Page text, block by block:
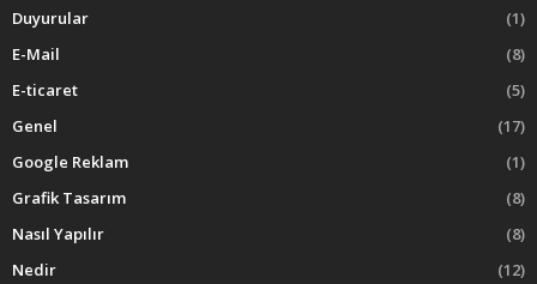
Duyurular
(1)
E-Mail
(8)
E-ticaret
(5)
Genel
(17)
Google Reklam
(1)
Grafik Tasarım
(8)
Nasıl Yapılır
(8)
Nedir
(12)